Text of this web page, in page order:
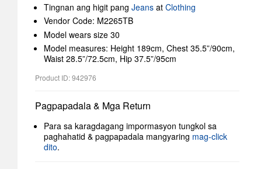
Tingnan ang higit pang Jeans at Clothing
Vendor Code: M2265TB
Model wears size 30
Model measures: Height 189cm, Chest 35.5”/90cm,
Waist 28.5”/72.5cm, Hip 37.5”/95cm
Product ID: 942976
Pagpapadala & Mga Return
Para sa karagdagang impormasyon tungkol sa
paghahatid & pagpapadala mangyaring mag-click
dito.